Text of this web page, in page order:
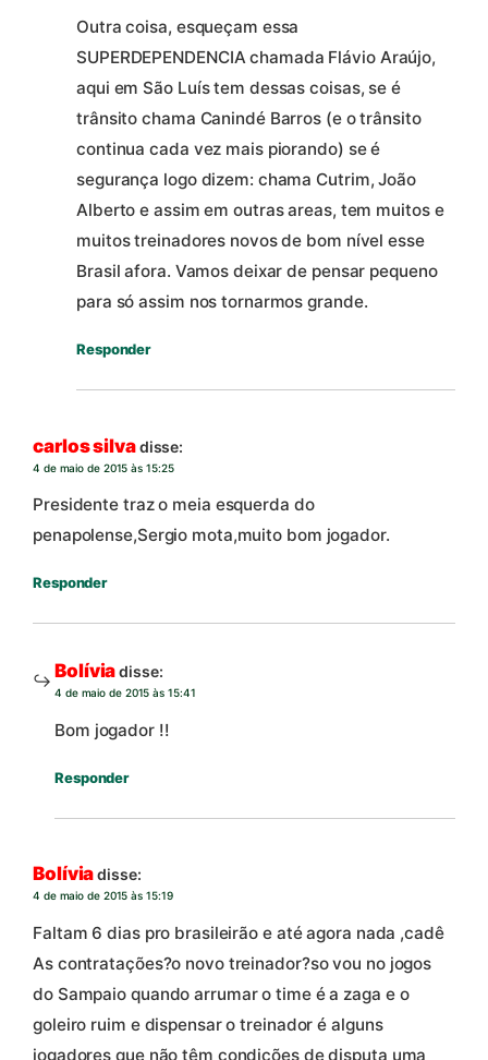
Outra coisa, esqueçam essa
SUPERDEPENDENCIA chamada Flávio Araújo,
aqui em São Luís tem dessas coisas, se é
trânsito chama Canindé Barros (e o trânsito
continua cada vez mais piorando) se é
segurança logo dizem: chama Cutrim, João
Alberto e assim em outras areas, tem muitos e
muitos treinadores novos de bom nível esse
Brasil afora. Vamos deixar de pensar pequeno
para só assim nos tornarmos grande.
Responder
carlos silvadisse:
4 de maio de 2015 às 15:25
Presidente traz o meia esquerda do
penapolense,Sergio mota,muito bom jogador.
Responder
Bolíviadisse:
4 de maio de 2015 às 15:41
Bom jogador !!
Responder
Bolíviadisse:
4 de maio de 2015 às 15:19
Faltam 6 dias pro brasileirão e até agora nada ,cadê
As contratações?o novo treinador?so vou no jogos
do Sampaio quando arrumar o time é a zaga e o
goleiro ruim e dispensar o treinador é alguns
jogadores que não têm condições de disputa uma